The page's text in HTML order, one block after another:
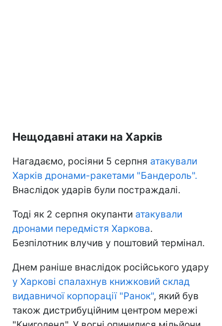
Нещодавні атаки на Харків
Нагадаємо, росіяни 5 серпня атакували
Харків дронами-ракетами "Бандероль".
Внаслідок ударів були постраждалі.
Тоді як 2 серпня окупанти атакували
дронами передмістя Харкова.
Безпілотник влучив у поштовий термінал.
Днем раніше внаслідок російського удару
у Харкові спалахнув книжковий склад
видавничої корпорації "Ранок", який був
також дистрибуційним центром мережі